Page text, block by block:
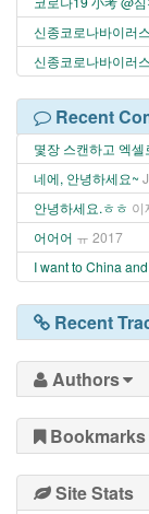
신종코로나바이러
신종코로나바이러
Recent
몇장 스캔하고 엑셀
네에, 안녕하세요~
안녕하세요.ㅎㅎ 이
어어어 ㅠ 2017
I want to China
Recent
Authors
Bookmarks
Site Stats